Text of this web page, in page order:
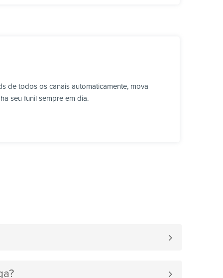
de todos os canais automaticamente, mova
seu funil sempre em dia.